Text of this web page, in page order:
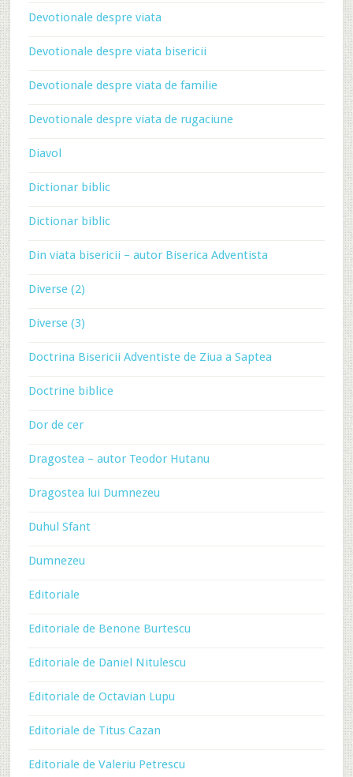
Devotionale despre viata
Devotionale despre viata bisericii
Devotionale despre viata de familie
Devotionale despre viata de rugaciune
Diavol
Dictionar biblic
Dictionar biblic
Din viata bisericii – autor Biserica Adventista
Diverse (2)
Diverse (3)
Doctrina Bisericii Adventiste de Ziua a Saptea
Doctrine biblice
Dor de cer
Dragostea – autor Teodor Hutanu
Dragostea lui Dumnezeu
Duhul Sfant
Dumnezeu
Editoriale
Editoriale de Benone Burtescu
Editoriale de Daniel Nitulescu
Editoriale de Octavian Lupu
Editoriale de Titus Cazan
Editoriale de Valeriu Petrescu